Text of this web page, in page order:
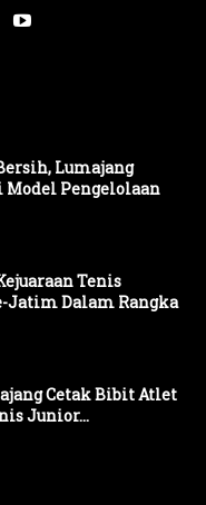
Lumajang
Pengelolaan
Tenis
Jatim Dalam Rangka
Cetak Bibit Atlet
Junior...